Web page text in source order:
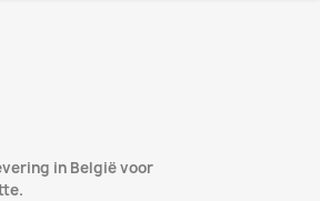
in België voor